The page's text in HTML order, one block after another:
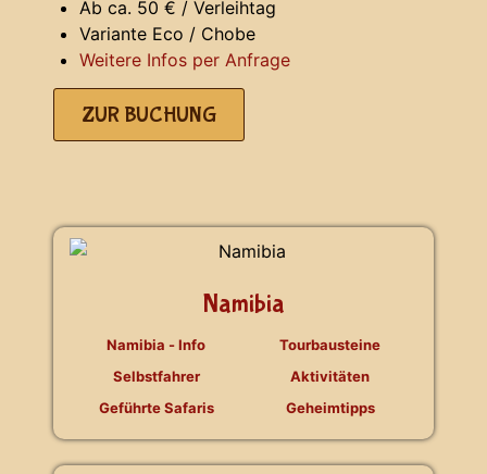
Ab ca. 50 € / Verleihtag
Variante Eco / Chobe
Weitere Infos per Anfrage
ZUR BUCHUNG
Namibia
Namibia - Info
Selbstfahrer
Geführte Safaris
Tourbausteine
Aktivitäten
Geheimtipps